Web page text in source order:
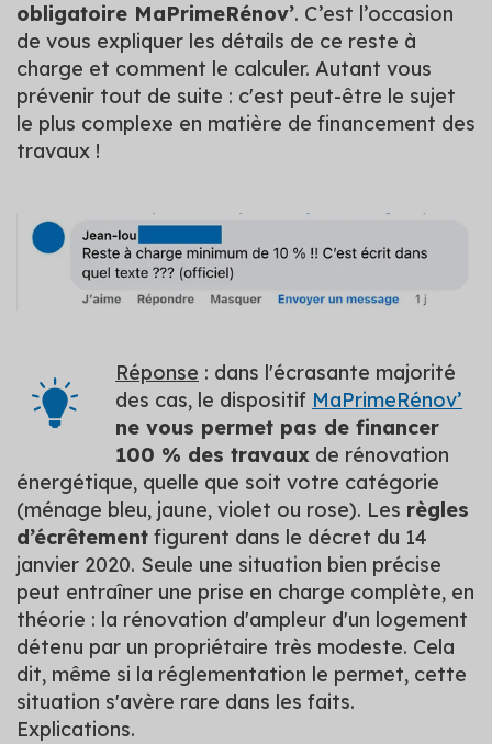
obligatoire MaPrimeRénov’. C’est l’occasion
de vous expliquer les détails de ce reste à
charge et comment le calculer. Autant vous
prévenir tout de suite : c'est peut-être le sujet
le plus complexe en matière de financement des
travaux !
Réponse : dans l'écrasante majorité
des cas, le dispositif MaPrimeRénov’
ne vous permet pas de financer
100 % des travaux de rénovation
énergétique, quelle que soit votre catégorie
(ménage bleu, jaune, violet ou rose). Les règles
d’écrêtement figurent dans le décret du 14
janvier 2020. Seule une situation bien précise
peut entraîner une prise en charge complète, en
théorie : la rénovation d'ampleur d'un logement
détenu par un propriétaire très modeste. Cela
dit, même si la réglementation le permet, cette
situation s'avère rare dans les faits.
Explications.